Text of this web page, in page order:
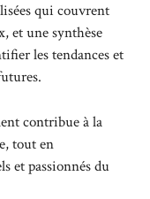
qui couvrent
et une synthèse
les tendances et
contribue à la
tout en
et passionnés du